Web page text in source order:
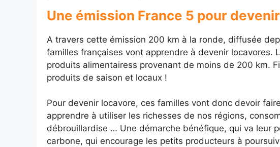
Une émission France 5 pour
A travers cette émission 200 km à la ronde, diffusée
familles françaises vont apprendre à devenir locavores.
produits alimentairess provenant de moins de 200 km.
produits de saison et locaux !
Pour devenir locavore, ces familles vont donc devoir
apprendre à utiliser les richesses de nos régions,
débrouillardise … Une démarche bénéfique, qui va leur
carbone, qui encourage les petits producteurs à